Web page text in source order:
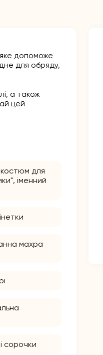
допоможе
для обряду,
а також
цей
для
іменний
махра
сорочки